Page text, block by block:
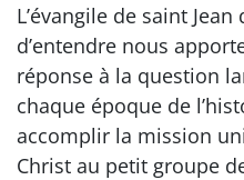
L’évangile de saint
d’entendre nous
réponse à la question
chaque époque de
accomplir la mission
Christ au petit groupe